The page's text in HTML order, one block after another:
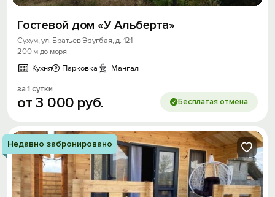
Гостевой дом «У Альберта»
Сухум, ул. Братьев Эзугбая, д. 121
200 м до моря
Кухня
Парковка Мангал
за 1 сутки
от3 000 руб. Бесплатая отмена
Недавно забронировано